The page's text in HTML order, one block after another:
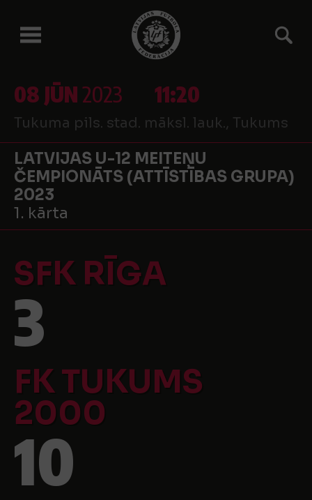
08 JŪN2023 11:20
Tukuma pils. stad. māksl. lauk., Tukums
LATVIJAS U-12 MEITEŅU
ČEMPIONĀTS (ATTĪSTĪBAS GRUPA)
2023
1. kārta
SFK RĪGA
3
FK TUKUMS
2000
10